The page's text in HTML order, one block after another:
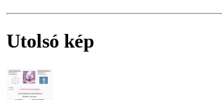
Utolsó kép